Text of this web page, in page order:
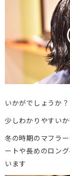
いかがでしょうか？
少しわかりやすい
冬の時期のマフラ
ートや長めのロン
います